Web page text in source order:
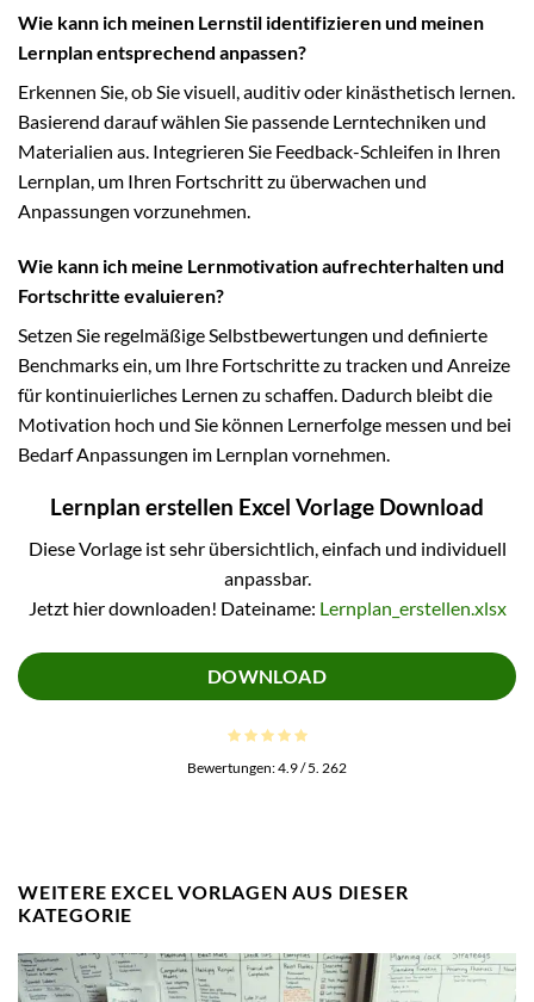
Wie kann ich meinen Lernstil identifizieren und meinen
Lernplan entsprechend anpassen?
Erkennen Sie, ob Sie visuell, auditiv oder kinästhetisch lernen.
Basierend darauf wählen Sie passende Lerntechniken und
Materialien aus. Integrieren Sie Feedback-Schleifen in Ihren
Lernplan, um Ihren Fortschritt zu überwachen und
Anpassungen vorzunehmen.
Wie kann ich meine Lernmotivation aufrechterhalten und
Fortschritte evaluieren?
Setzen Sie regelmäßige Selbstbewertungen und definierte
Benchmarks ein, um Ihre Fortschritte zu tracken und Anreize
für kontinuierliches Lernen zu schaffen. Dadurch bleibt die
Motivation hoch und Sie können Lernerfolge messen und bei
Bedarf Anpassungen im Lernplan vornehmen.
Lernplan erstellen Excel Vorlage Download
Diese Vorlage ist sehr übersichtlich, einfach und individuell
anpassbar.
Jetzt hier downloaden! Dateiname: Lernplan_erstellen.xlsx
DOWNLOAD
Bewertungen:4.9/ 5. 262
WEITERE EXCEL VORLAGEN AUS DIESER
KATEGORIE